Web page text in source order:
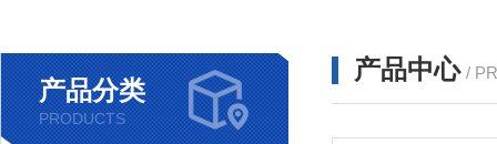
产品分类
PRODUCTS
产品中心 /